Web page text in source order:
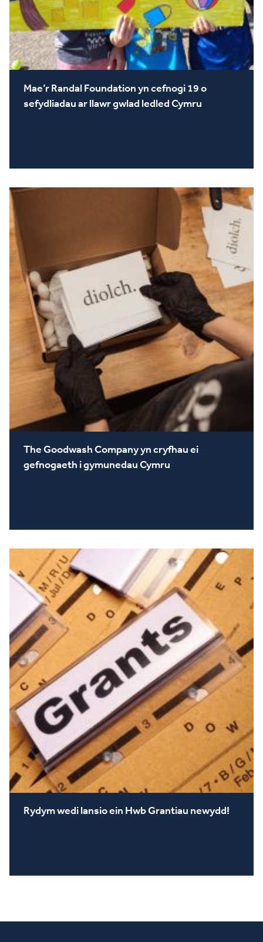
Mae’r Randal Foundation yn cefnogi 19 o
sefydliadau ar llawr gwlad ledled Cymru
The Goodwash Company yn cryfhau ei
gefnogaeth i gymunedau Cymru
Rydym wedi lansio ein Hwb Grantiau newydd!